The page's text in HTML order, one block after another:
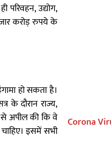
परिवहन, उद्योग,
करोड़ रुपये के
हो सकता है।
के दौरान राज्य,
से अपील की कि वे
इसमें सभी
Corona